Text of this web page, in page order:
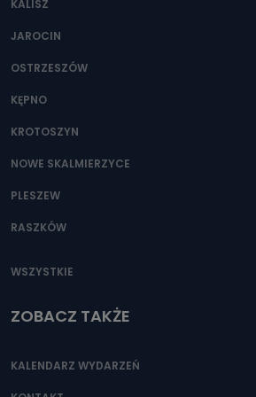
Można to zrobić pod numerem telefonu 62
KALISZ
JAROCIN
OSTRZESZÓW
KĘPNO
KROTOSZYN
NOWE SKALMIERZYCE
PLESZEW
RASZKÓW
WSZYSTKIE
ZOBACZ TAKŻE
KALENDARZ WYDARZEŃ